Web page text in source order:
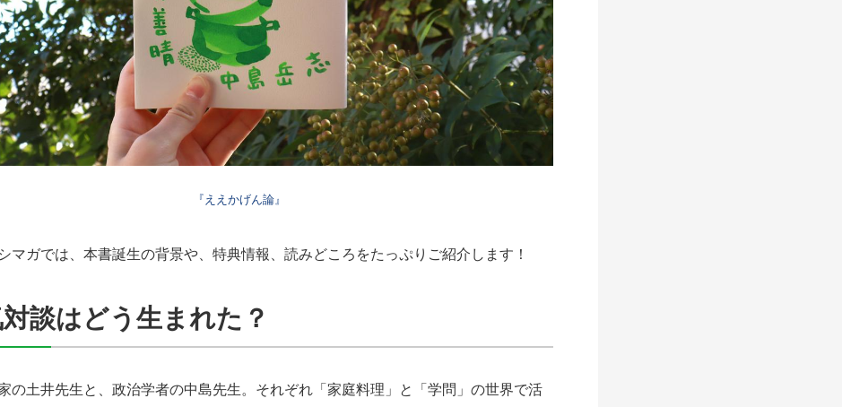
『ええかげん論』
マガでは、本書誕生の背景や、特典情報、読みどころをたっぷりご紹介します！
談はどう生まれた？
の土井先生と、政治学者の中島先生。それぞれ「家庭料理」と「学問」の世界で活